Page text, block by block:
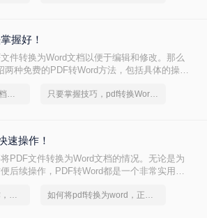
握好！
件转换为Word文档以便于编辑和修改。那么
种免费的PDF转Word方法，包括具体的操作
关于PDF转换成Word文档你有没有好的方法 只要掌握技巧，pdf转换Word就不是难事
速操作！
PDF文件转换为Word文档的情况。无论是为
后续操作，PDF转Word都是一个非常实用的
pdf转word在线怎么操作，花一分钟阅读，让你受益匪浅 如何将pdf转换为word，正确的操作方法